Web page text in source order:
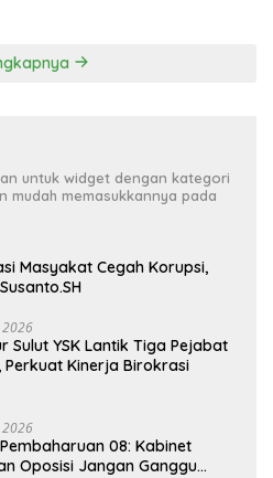
untuk widget dengan kategori
memasukkannya pada
Masyakat Cegah Korupsi,
2026
Lantik Tiga Pejabat
Perkuat Kinerja Birokrasi
2026
08: Kabinet
Oposisi Jangan Ganggu